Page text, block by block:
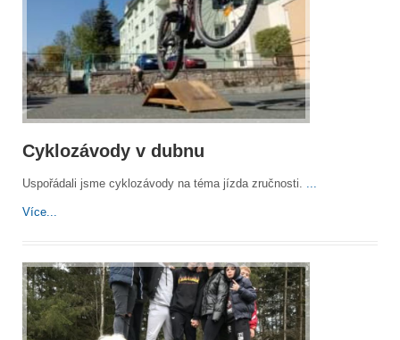
Cyklozávody v dubnu
Uspořádali jsme cyklozávody na téma jízda zručnosti.
Více...